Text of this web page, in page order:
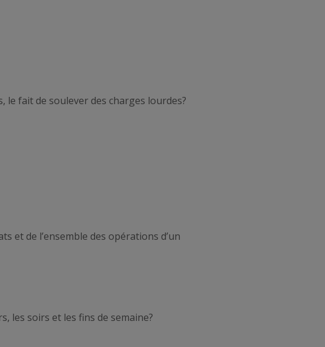
le fait de soulever des charges lourdes?
et de l’ensemble des opérations d’un
les soirs et les fins de semaine?